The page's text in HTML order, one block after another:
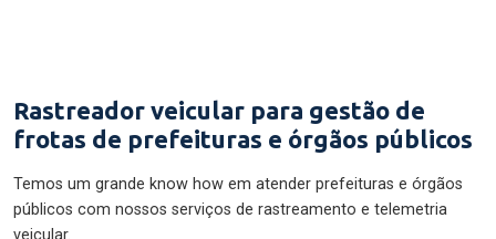
Rastreador veicular para gestão de
frotas de prefeituras e órgãos públicos
Temos um grande know how em atender prefeituras e órgãos
públicos com nossos serviços de rastreamento e telemetria
veicular.